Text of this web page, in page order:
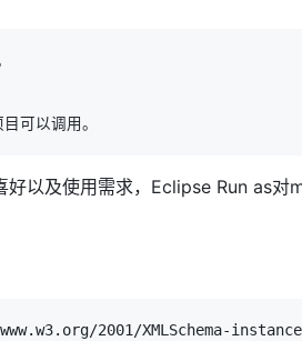
可以调用。
好以及使用需求，Eclipse Run as对
2001/XMLSchema-